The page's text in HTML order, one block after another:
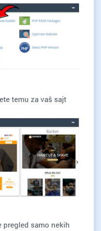
temu za vaš sajt
pregled samo nekih